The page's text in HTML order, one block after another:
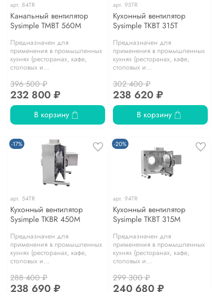
арт. 84TR
Канальный вентилятор
Sysimple TMBT 560M
Предназначен для
применения в промышленных
кухнях (ресторанах, кафе,
столовых и...
396 500 ₽
232 800 ₽
В корзину
арт. 95TR
Кухонный вентилятор
Sysimple TKBT 315T
Предназначен для
применения в промышленных
кухнях (ресторанах, кафе,
столовых и...
302 400 ₽
238 620 ₽
В корзину
-17%
арт. 54TR
Кухонный вентилятор
Sysimple TKBR 450M
Предназначен для
применения в промышленных
кухнях (ресторанах, кафе,
столовых и...
288 400 ₽
238 690 ₽
-20%
арт. 94TR
Кухонный вентилятор
Sysimple TKBT 315M
Предназначен для
применения в промышленных
кухнях (ресторанах, кафе,
столовых и...
299 300 ₽
240 680 ₽